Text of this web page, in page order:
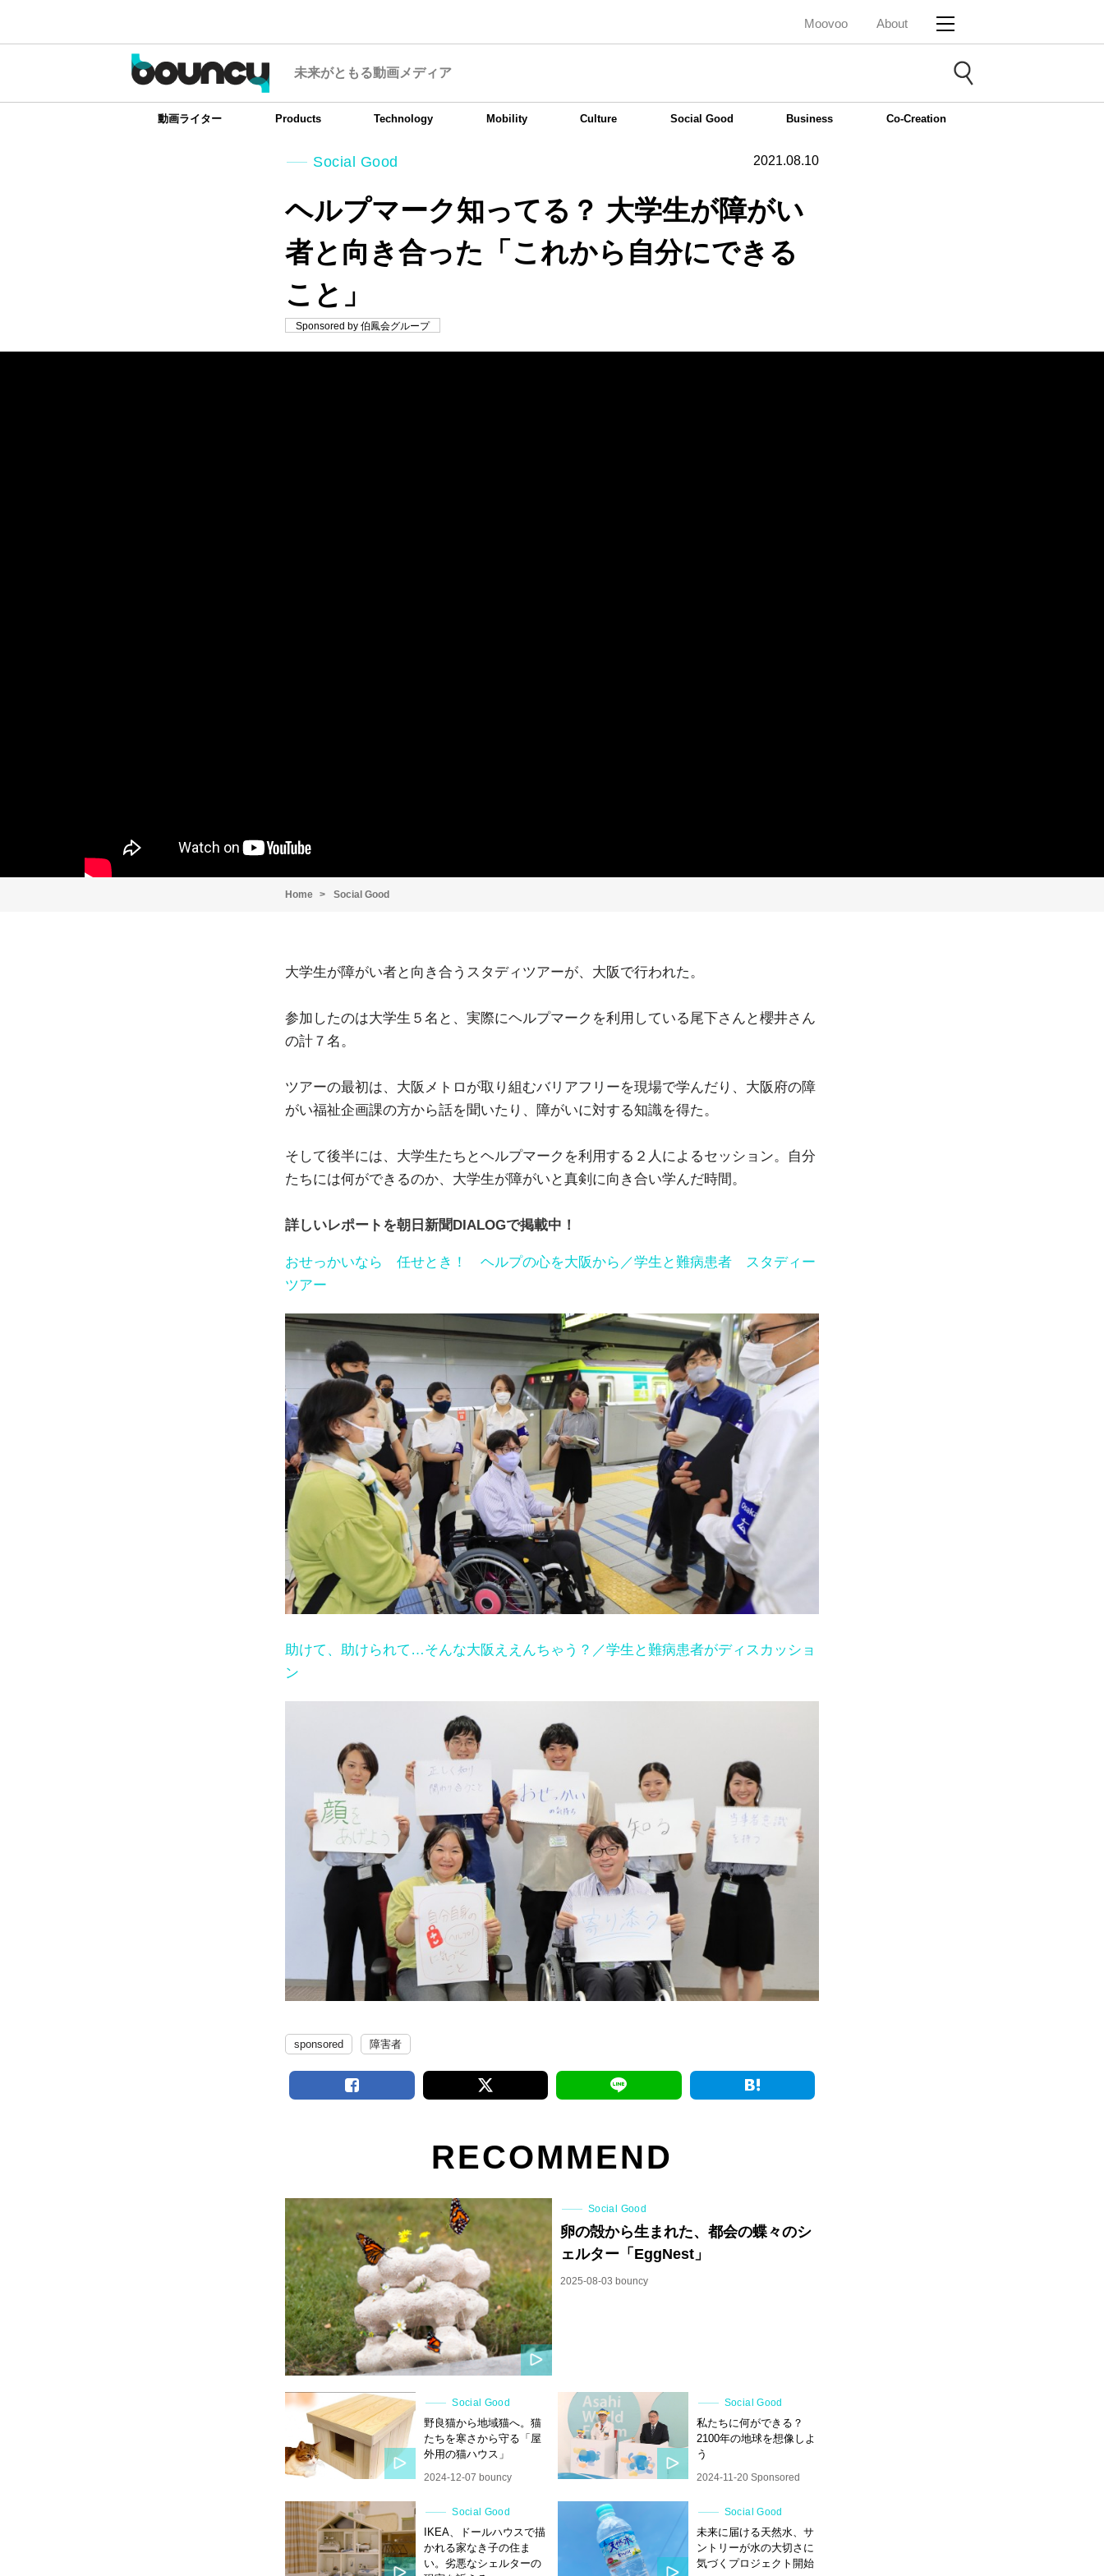
Moovoo About
未来がともる動画メディア
動画ライター Products Technology Mobility Culture Social Good Business Co-Creation
Social Good 2021.08.10
ヘルプマーク知ってる？ 大学生が障がい
者と向き合った「これから自分にできる
こと」
Sponsored by 伯鳳会グループ
Home Social Good
大学生が障がい者と向き合うスタディツアーが、大阪で行われた。
参加したのは大学生５名と、実際にヘルプマークを利用している尾下さんと櫻井さん
の計７名。
ツアーの最初は、大阪メトロが取り組むバリアフリーを現場で学んだり、大阪府の障
がい福祉企画課の方から話を聞いたり、障がいに対する知識を得た。
そして後半には、大学生たちとヘルプマークを利用する２人によるセッション。自分
たちには何ができるのか、大学生が障がいと真剣に向き合い学んだ時間。
詳しいレポートを朝日新聞DIALOGで掲載中！
おせっかいなら 任せとき！ ヘルプの心を大阪から／学生と難病患者 スタディー
ツアー
助けて、助けられて…そんな大阪ええんちゃう？／学生と難病患者がディスカッショ
ン
sponsored 障害者
RECOMMEND
Social Good
卵の殻から生まれた、都会の蝶々のシ
ェルター「EggNest」
2025-08-03 bouncy
Social Good
野良猫から地域猫へ。猫
たちを寒さから守る「屋
外用の猫ハウス」
2024-12-07 bouncy
Social Good
私たちに何ができる？
2100年の地球を想像しよ
う
2024-11-20 Sponsored
Social Good
IKEA、ドールハウスで描
かれる家なき子の住ま
い。劣悪なシェルターの
Social Good
未来に届ける天然水、サ
ントリーが水の大切さに
気づくプロジェクト開始